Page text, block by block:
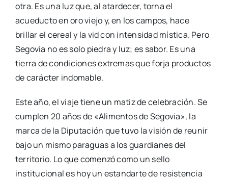
otra. Es una luz que, al atardecer, torna el
acueducto en oro viejo y, en los campos, hace
brillar el cereal y la vid con intensidad mística. Pero
Segovia no es solo piedra y luz; es sabor. Es una
tierra de condiciones extremas que forja productos
de carácter indomable.
Este año, el viaje tiene un matiz de celebración. Se
cumplen 20 años de «Alimentos de Segovia», la
marca de la Diputación que tuvo la visión de reunir
bajo un mismo paraguas a los guardianes del
territorio. Lo que comenzó como un sello
institucional es hoy un estandarte de resistencia